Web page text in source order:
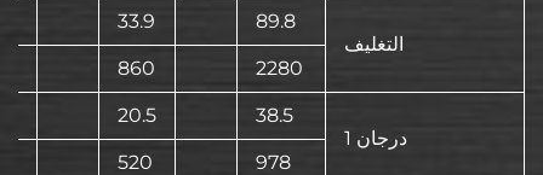
التغليف
89.8
33.9
2280
860
درجان 1
38.5
20.5
978
520